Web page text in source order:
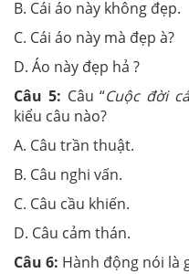
B. Cái áo này không đẹp.
C. Cái áo này mà đẹp à?
D. Áo này đẹp hả ?
Câu 5: Câu “Cuộc đời
kiểu câu nào?
A. Câu trần thuật.
B. Câu nghi vấn.
C. Câu cầu khiến.
D. Câu cảm thán.
Câu 6: Hành động nói là